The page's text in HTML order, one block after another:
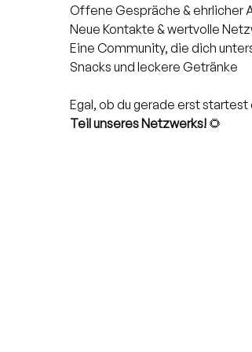
Offene Gespräche & ehrlicher
Neue Kontakte & wertvolle
Eine Community, die dich
Snacks und leckere Getränke
Egal, ob du gerade erst
Teil unseres Netzwerks! 🌻